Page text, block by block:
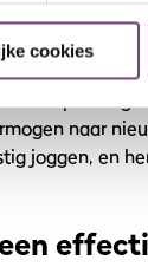
cookies
je cardio-
inspanning
naar
joggen, en